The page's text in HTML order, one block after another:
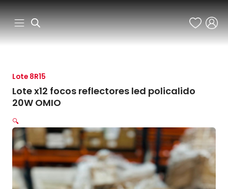
Ir
al
contenido
Lote 8R15
Lote x12 focos reflectores led policalido
20W OMIO
🔍